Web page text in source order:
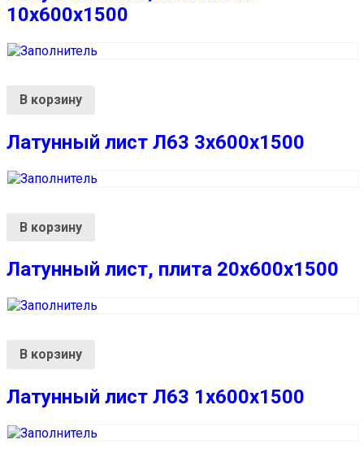
10х600х1500
В корзину
Латунный лист Л63 3х600х1500
В корзину
Латунный лист, плита 20х600х1500
В корзину
Латунный лист Л63 1х600х1500